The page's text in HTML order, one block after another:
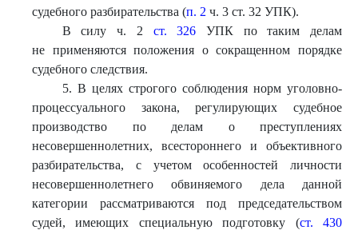
судебного разбирательства (п. 2 ч. 3 ст. 32 УПК).
В силу ч. 2 ст. 326 УПК по таким делам
не применяются положения о сокращенном порядке
судебного следствия.
5. В целях строгого соблюдения норм уголовно-
процессуального закона, регулирующих судебное
производство по делам о преступлениях
несовершеннолетних, всестороннего и объективного
разбирательства, с учетом особенностей личности
несовершеннолетнего обвиняемого дела данной
категории рассматриваются под председательством
судей, имеющих специальную подготовку (ст. 430